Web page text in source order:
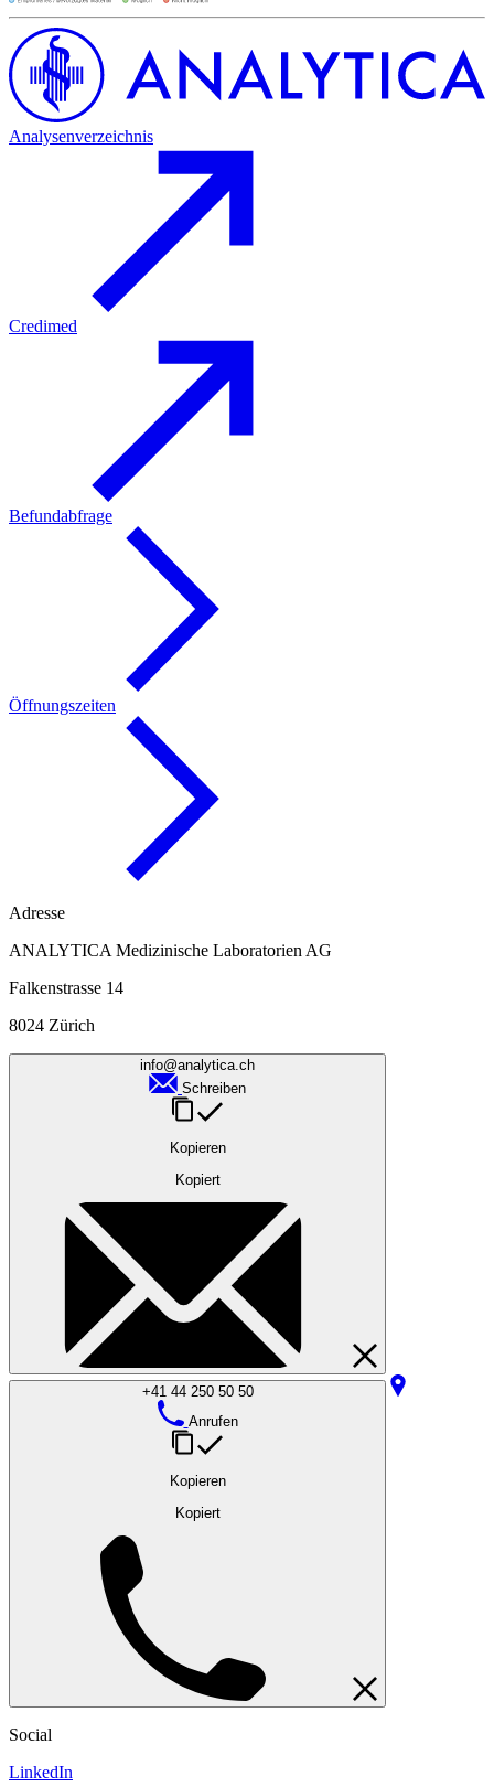
Analysenverzeichnis
Credimed
Befundabfrage
Öffnungszeiten
Adresse
ANALYTICA Medizinische Laboratorien AG
Falkenstrasse 14
8024 Zürich
info@analytica.ch
Schreiben
Kopieren
Kopiert
+41 44 250 50 50
Anrufen
Kopieren
Kopiert
Social
LinkedIn